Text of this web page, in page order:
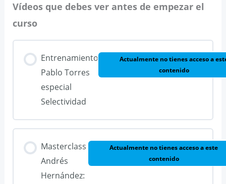
Vídeos que debes ver antes de empezar el
curso
Entrenamiento
Pablo Torres
especial
Selectividad
Actualmente no tienes acceso a
contenido
Masterclass
Andrés
Hernández:
Actualmente no tienes acceso a este
contenido